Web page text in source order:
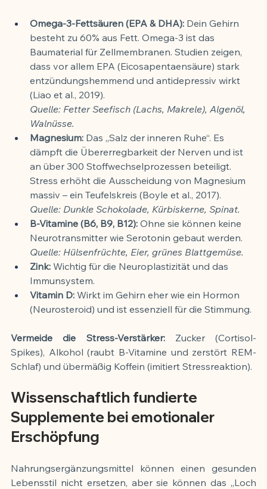
Omega-3-Fettsäuren (EPA & DHA): Dein Gehirn
besteht zu 60% aus Fett. Omega-3 ist das
Baumaterial für Zellmembranen. Studien zeigen,
dass vor allem EPA (Eicosapentaensäure) stark
entzündungshemmend und antidepressiv wirkt
(Liao et al., 2019).
Quelle: Fetter Seefisch (Lachs, Makrele), Algenöl,
Walnüsse.
Magnesium: Das „Salz der inneren Ruhe“. Es
dämpft die Übererregbarkeit der Nerven und ist
an über 300 Stoffwechselprozessen beteiligt.
Stress erhöht die Ausscheidung von Magnesium
massiv – ein Teufelskreis (Boyle et al., 2017).
Quelle: Dunkle Schokolade, Kürbiskerne, Spinat.
B-Vitamine (B6, B9, B12): Ohne sie können keine
Neurotransmitter wie Serotonin gebaut werden.
Quelle: Hülsenfrüchte, Eier, grünes Blattgemüse.
Zink: Wichtig für die Neuroplastizität und das
Immunsystem.
Vitamin D: Wirkt im Gehirn eher wie ein Hormon
(Neurosteroid) und ist essenziell für die Stimmung.
Vermeide die Stress-Verstärker: Zucker (Cortisol-
Spikes), Alkohol (raubt B-Vitamine und zerstört REM-
Schlaf) und übermäßig Koffein (imitiert Stressreaktion).
Wissenschaftlich fundierte
Supplemente bei emotionaler
Erschöpfung
Nahrungsergänzungsmittel können einen gesunden
Lebensstil nicht ersetzen, aber sie können das „Loch